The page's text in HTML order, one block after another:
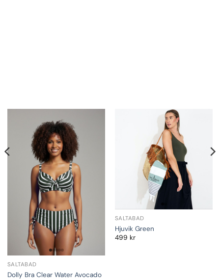
SALTABAD
Dolly Bra Clear Water Avocado
SALTABAD
Hjuvik Green
499 kr